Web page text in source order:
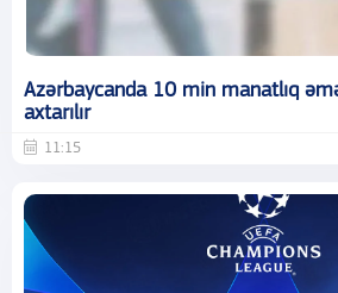
Azərbaycanda 10 min manatlıq
axtarılır
11:15